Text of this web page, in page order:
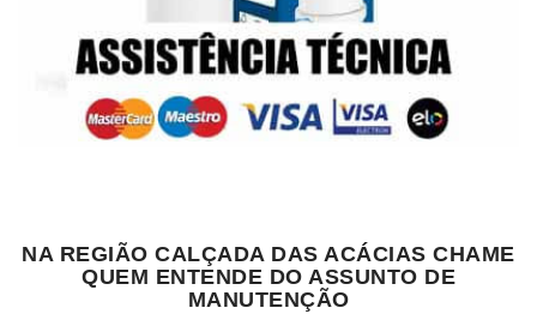
NA REGIÃO CALÇADA DAS ACÁCIAS CHAME
QUEM ENTENDE DO ASSUNTO DE
MANUTENÇÃO